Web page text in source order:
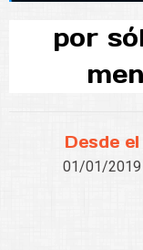
por
Desde el
01/01/2019